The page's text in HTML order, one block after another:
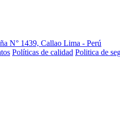
N° 1439, Callao Lima - Perú
Políticas de calidad Politica de